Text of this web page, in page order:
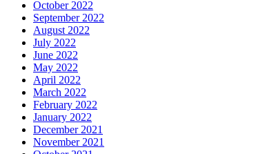
October 2022
September 2022
August 2022
July 2022
June 2022
May 2022
April 2022
March 2022
February 2022
January 2022
December 2021
November 2021